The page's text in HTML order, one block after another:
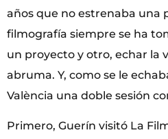
años que no estrenaba una
filmografía siempre se ha
un proyecto y otro, echar la
abruma. Y, como se le
València una doble sesión
Primero, Guerín visitó La